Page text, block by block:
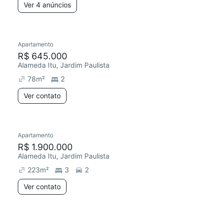
Ver 4 anúncios
Redecorar
Apartamento
R$ 645.000
Alameda Itu, Jardim Paulista
78m²
2
Ver contato
Redecorar
Apartamento
R$ 1.900.000
Alameda Itu, Jardim Paulista
223m² 3
2
Ver contato